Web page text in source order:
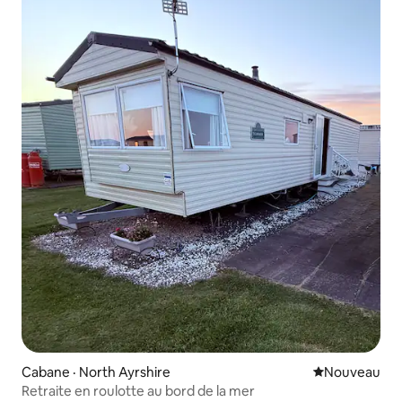
Cabane · North Ayrshire Nouvel
Nouveau
Retraite en roulotte au bord de la mer